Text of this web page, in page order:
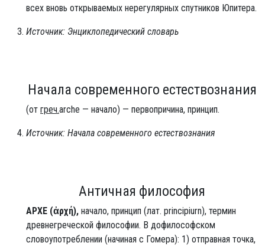
всех вновь открываемых нерегулярных спутников Юпитера.
Источник: Энциклопедический словарь
Начала современного естествознания
(от греч.arche — начало) — первопричина, принцип.
Источник: Начала современного естествознания
Античная философия
АРХЕ (ἀρχή), начало, принцип (лат. principiurn), термин
древнегреческой философии. В дофилософском
словоупотреблении (начиная с Гомера): 1) отправная точка,